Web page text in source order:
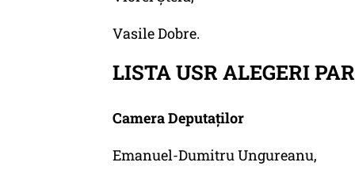
Vasile Dobre.
LISTA USR ALEGERI
Camera Deputaților
Emanuel-Dumitru Ungureanu,